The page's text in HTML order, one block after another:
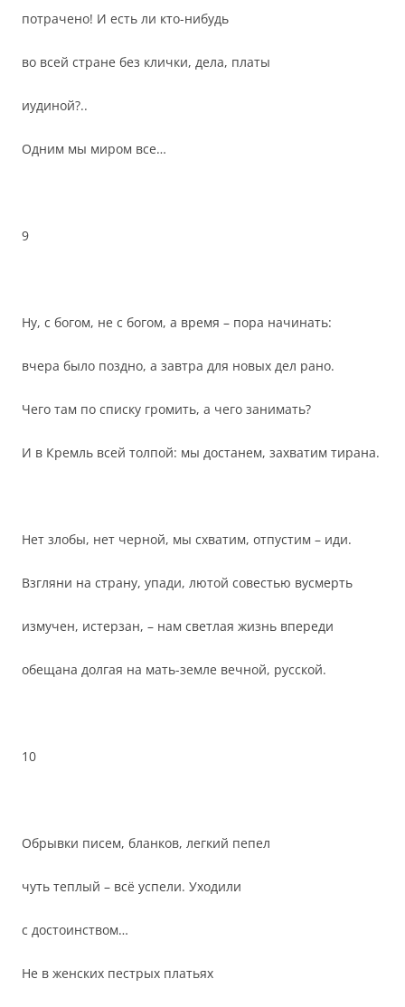
потрачено! И есть ли кто-нибудь
во всей стране без клички, дела, платы
иудиной?..
Одним мы миром все…
9
Ну, с богом, не с богом, а время – пора начинать:
вчера было поздно, а завтра для новых дел рано.
Чего там по списку громить, а чего занимать?
И в Кремль всей толпой: мы достанем, захватим тирана.
Нет злобы, нет черной, мы схватим, отпустим – иди.
Взгляни на страну, упади, лютой совестью вусмерть
измучен, истерзан, – нам светлая жизнь впереди
обещана долгая на мать-земле вечной, русской.
10
Обрывки писем, бланков, легкий пепел
чуть теплый – всё успели. Уходили
с достоинством…
Не в женских пестрых платьях